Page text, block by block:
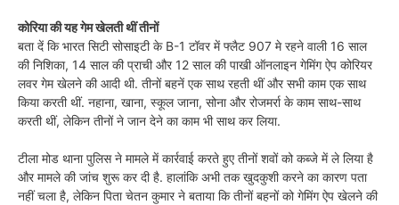
कोरिया की यह गेम खेलती थीं तीनों
बता दें कि भारत सिटी सोसाइटी के B-1 टॉवर में फ्लैट 907 मे रहने वाली 16 साल
की निशिका, 14 साल की प्राची और 12 साल की पाखी ऑनलाइन गेमिंग ऐप कोरियर
लवर गेम खेलने की आदी थी. तीनों बहनें एक साथ रहती थीं और सभी काम एक साथ
किया करती थीं. नहाना, खाना, स्कूल जाना, सोना और रोजमर्रा के काम साथ-साथ
करती थीं, लेकिन तीनों ने जान देने का काम भी साथ कर लिया.
टीला मोड थाना पुलिस ने मामले में कार्रवाई करते हुए तीनों शवों को कब्जे में ले लिया है
और मामले की जांच शुरू कर दी है. हालांकि अभी तक खुदकुशी करने का कारण पता
नहीं चला है, लेकिन पिता चेतन कुमार ने बताया कि तीनों बहनों को गेमिंग ऐप खेलने की